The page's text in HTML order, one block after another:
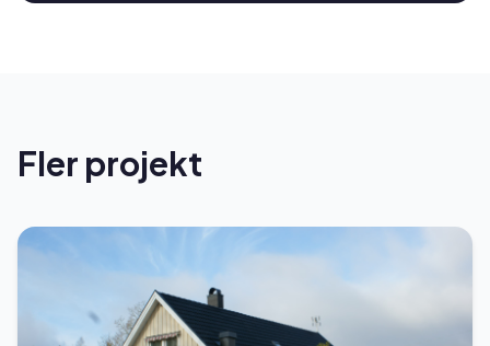
Fler projekt